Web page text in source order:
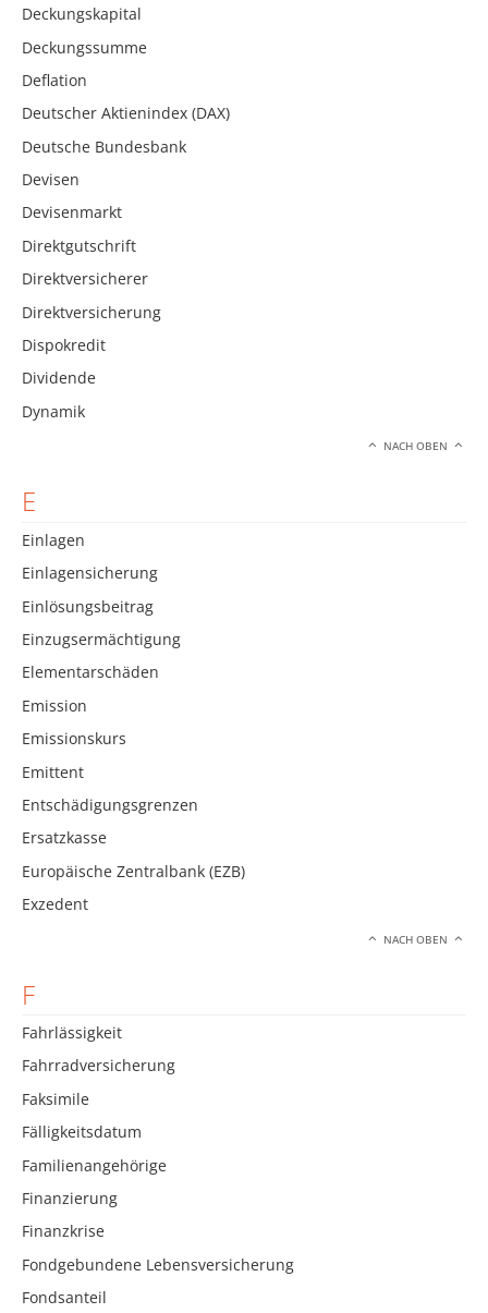
Deckungskapital
Deckungssumme
Deflation
Deutscher Aktienindex (DAX)
Deutsche Bundesbank
Devisen
Devisenmarkt
Direktgutschrift
Direktversicherer
Direktversicherung
Dispokredit
Dividende
Dynamik
NACH OBEN
E
Einlagen
Einlagensicherung
Einlösungsbeitrag
Einzugsermächtigung
Elementarschäden
Emission
Emissionskurs
Emittent
Entschädigungsgrenzen
Ersatzkasse
Europäische Zentralbank (EZB)
Exzedent
NACH OBEN
F
Fahrlässigkeit
Fahrradversicherung
Faksimile
Fälligkeitsdatum
Familienangehörige
Finanzierung
Finanzkrise
Fondgebundene Lebensversicherung
Fondsanteil